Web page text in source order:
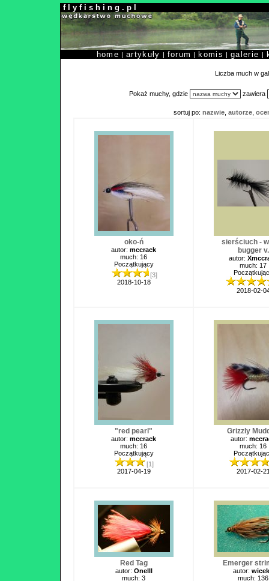
f l y f i s h i n g . p l
home |artykuły | forum | komis |galerie |
Liczba much w
Pokaż muchy, gdzie zawiera
sortuj po: nazwie autorze
oko-ń
autor: mccrack
much: 16
Początkujący
[3]
2018-10-18
sierściuch -
bugger v.
autor:
much: 17
2018-02-
"red pearl"
autor: mccrack
much: 16
Początkujący
[1]
2017-04-19
Grizzly
autor:
much: 16
2017-02-
Red Tag
autor: Onelll
much: 3
Emerger
autor:
much: 136